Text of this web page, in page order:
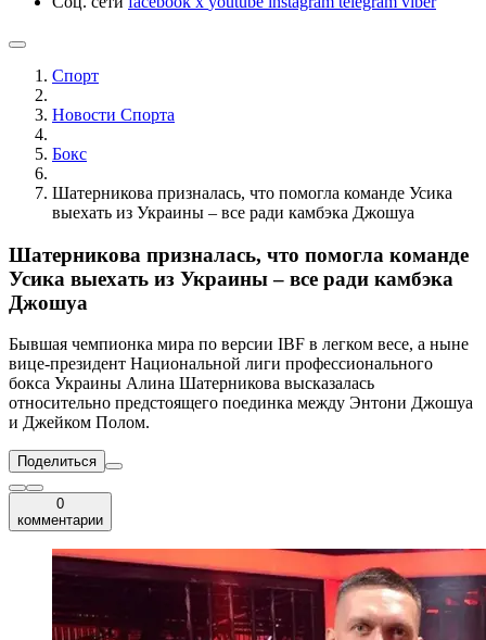
Спорт
Новости Cпорта
Бокс
Шатерникова призналась, что помогла команде Усика
выехать из Украины – все ради камбэка Джошуа
Шатерникова призналась, что помогла команде
Усика выехать из Украины – все ради камбэка
Джошуа
Бывшая чемпионка мира по версии IBF в легком весе, а ныне
вице-президент Национальной лиги профессионального
бокса Украины Алина Шатерникова высказалась
относительно предстоящего поединка между Энтони Джошуа
и Джейком Полом.
Поделиться
0
комментарии